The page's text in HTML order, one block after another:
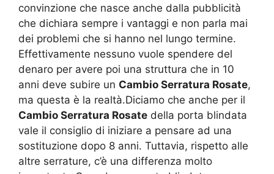
convinzione che nasce anche dalla pubblicità
che dichiara sempre i vantaggi e non parla mai
dei problemi che si hanno nel lungo termine.
Effettivamente nessuno vuole spendere del
denaro per avere poi una struttura che in 10
anni deve subire un Cambio Serratura Rosate,
ma questa è la realtà.Diciamo che anche per il
Cambio Serratura Rosate della porta blindata
vale il consiglio di iniziare a pensare ad una
sostituzione dopo 8 anni. Tuttavia, rispetto alle
altre serrature, c’è una differenza molto